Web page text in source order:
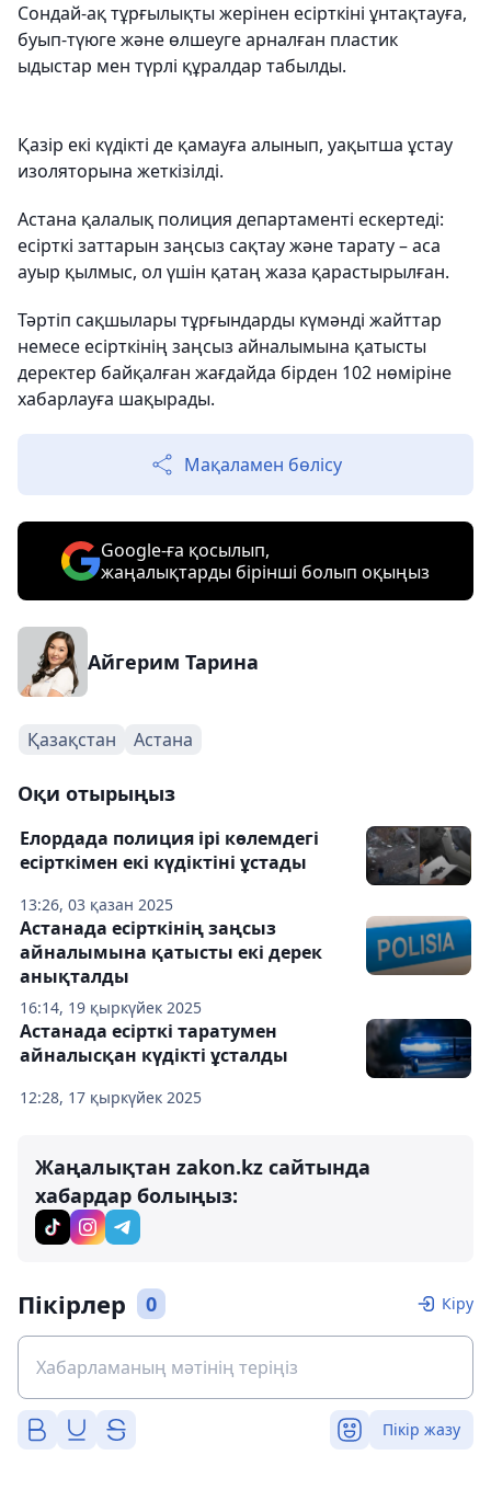
Сондай-ақ тұрғылықты жерінен есірткіні ұнтақтауға,
буып-түюге және өлшеуге арналған пластик
ыдыстар мен түрлі құралдар табылды.
Қазір екі күдікті де қамауға алынып, уақытша ұстау
изоляторына жеткізілді.
Астана қалалық полиция департаменті ескертеді:
есірткі заттарын заңсыз сақтау және тарату – аса
ауыр қылмыс, ол үшін қатаң жаза қарастырылған.
Тәртіп сақшылары тұрғындарды күмәнді жайттар
немесе есірткінің заңсыз айналымына қатысты
деректер байқалған жағдайда бірден 102 нөміріне
хабарлауға шақырады.
Мақаламен бөлісу
Google-ға қосылып,
жаңалықтарды бірінші болып оқыңыз
Айгерим Тарина
Қазақстан Астана
Оқи отырыңыз
13:26, 03 қазан 2025
Елордада полиция ірі көлемдегі
есірткімен екі күдіктіні ұстады
16:14, 19 қыркүйек 2025
Астанада есірткінің заңсыз
айналымына қатысты екі дерек
анықталды
12:28, 17 қыркүйек 2025
Астанада есірткі таратумен
айналысқан күдікті ұсталды
Жаңалықтан zakon.kz сайтында
хабардар болыңыз:
Пікірлер 0 Кіру
Пікір жазу